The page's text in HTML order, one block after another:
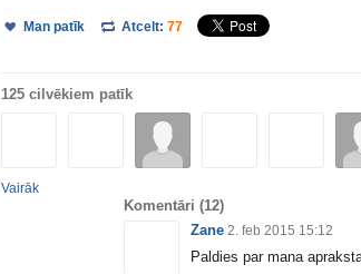
Man patīk Atcelt: 77
125 cilvēkiem patīk
Vairāk
Komentāri (12)
Zane 2. feb 2015 15:12
Paldies par mana